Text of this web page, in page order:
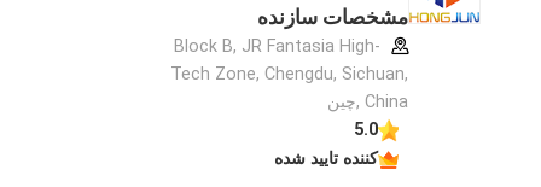
مشخصات سازنده
Block B, JR Fantasia High-
Tech Zone, Chengdu, Sichuan,
China ,چین
5.0
کننده تایید شده